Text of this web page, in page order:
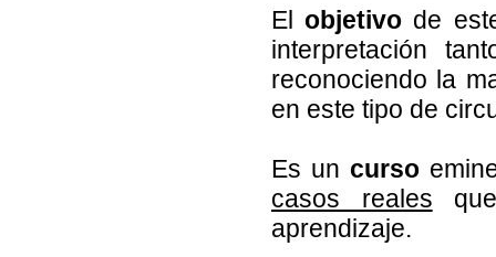
El objetivo de
interpretación
reconociendo la
en este tipo de
Es un curso
casos reales
aprendizaje.